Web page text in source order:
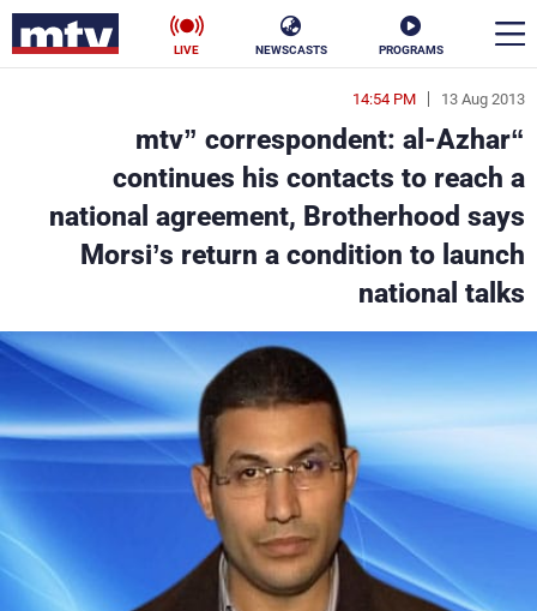
PROGRAMS
NEWSCASTS
LIVE
13 Aug 2013
14:54 PM
“mtv” correspondent: al-Azhar
continues his contacts to reach a
national agreement, Brotherhood says
Morsi’s return a condition to launch
national talks
en
الأخبار
سياسة ناس
إقتصاد
منوعات رياضة
كأس العالم
البرامج
جدول البرامج
شاهد البرامج
الترددات